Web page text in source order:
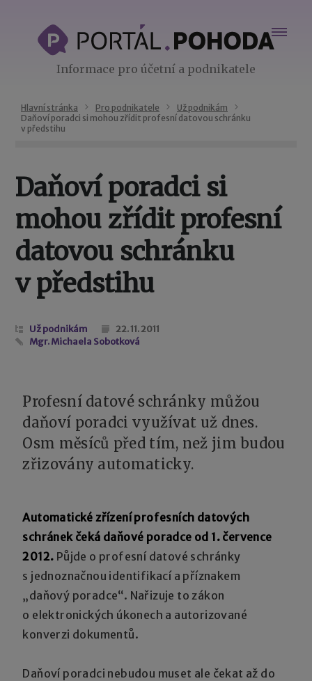
Informace pro účetní a podnikatele
Hlavní stránka Pro podnikatele
Už podnikám
Daňoví poradci si mohou zřídit profesní datovou schránku
v předstihu
Daňoví poradci si
mohou zřídit profesní
datovou schránku
v předstihu
Už podnikám
22. 11. 2011
Mgr. Michaela Sobotková
Profesní datové schránky můžou
daňoví poradci využívat už dnes.
Osm měsíců před tím, než jim budou
zřizovány automaticky.
Automatické zřízení profesních datových
schránek čeká daňové poradce od 1. července
2012. Půjde o profesní datové schránky
s jednoznačnou identifikací a příznakem
„daňový poradce“. Nařizuje to zákon
o elektronických úkonech a autorizované
konverzi dokumentů.
Daňoví poradci nebudou muset ale čekat až do